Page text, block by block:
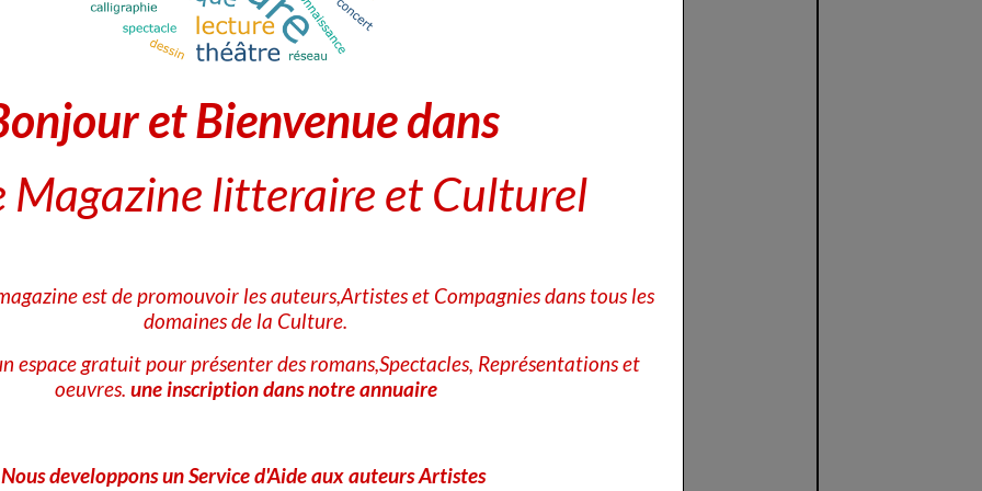
____________________
"Cléopâtre. Un rêve de puissance
et Bienvenue dans
Magazine litteraire et Culturel
est de promouvoir les auteurs,Artistes et Compagnies dans tous les
domaines de la Culture.
espace gratuit pour présenter des romans,Spectacles, Représentations et
oeuvres. une inscription dans notre annuaire
Nous developpons un Service d'Aide aux auteurs Artistes